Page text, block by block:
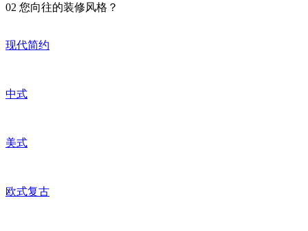
02 您向往的装修风格？
现代简约
中式
美式
欧式复古